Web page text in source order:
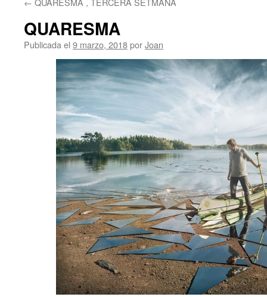
QUARESMA
Publicada el 9 marzo, 2018porJoan